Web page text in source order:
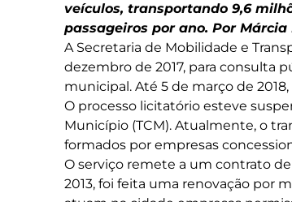
veículos, transportando 9,6
passageiros por ano. Por Márcia
A Secretaria de Mobilidade e
dezembro de 2017, para consulta
municipal. Até 5 de março de
O processo licitatório esteve
Município (TCM). Atualmente, o
formados por empresas
O serviço remete a um contrato
2013, foi feita uma renovação por